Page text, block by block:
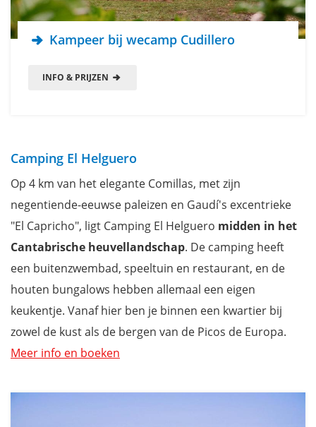
Kampeer bij wecamp Cudillero
INFO & PRIJZEN
Camping El Helguero
Op 4 km van het elegante Comillas, met zijn
negentiende-eeuwse paleizen en Gaudí's excentrieke
"El Capricho", ligt Camping El Helguero midden in het
Cantabrische heuvellandschap. De camping heeft
een buitenzwembad, speeltuin en restaurant, en de
houten bungalows hebben allemaal een eigen
keukentje. Vanaf hier ben je binnen een kwartier bij
zowel de kust als de bergen van de Picos de Europa.
Meer info en boeken